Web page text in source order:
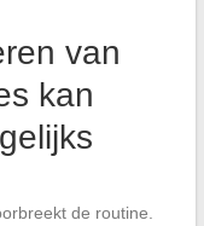
van
kan
de routine.